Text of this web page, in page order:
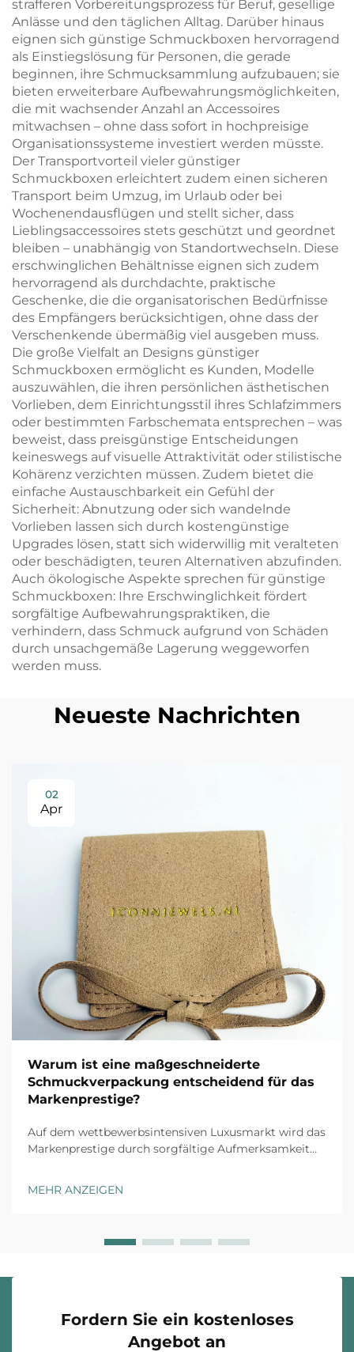
strafferen Vorbereitungsprozess für Beruf, gesellige
Anlässe und den täglichen Alltag. Darüber hinaus
eignen sich günstige Schmuckboxen hervorragend
als Einstiegslösung für Personen, die gerade
beginnen, ihre Schmucksammlung aufzubauen; sie
bieten erweiterbare Aufbewahrungsmöglichkeiten,
die mit wachsender Anzahl an Accessoires
mitwachsen – ohne dass sofort in hochpreisige
Organisationssysteme investiert werden müsste.
Der Transportvorteil vieler günstiger
Schmuckboxen erleichtert zudem einen sicheren
Transport beim Umzug, im Urlaub oder bei
Wochenendausflügen und stellt sicher, dass
Lieblingsaccessoires stets geschützt und geordnet
bleiben – unabhängig von Standortwechseln. Diese
erschwinglichen Behältnisse eignen sich zudem
hervorragend als durchdachte, praktische
Geschenke, die die organisatorischen Bedürfnisse
des Empfängers berücksichtigen, ohne dass der
Verschenkende übermäßig viel ausgeben muss.
Die große Vielfalt an Designs günstiger
Schmuckboxen ermöglicht es Kunden, Modelle
auszuwählen, die ihren persönlichen ästhetischen
Vorlieben, dem Einrichtungsstil ihres Schlafzimmers
oder bestimmten Farbschemata entsprechen – was
beweist, dass preisgünstige Entscheidungen
keineswegs auf visuelle Attraktivität oder stilistische
Kohärenz verzichten müssen. Zudem bietet die
einfache Austauschbarkeit ein Gefühl der
Sicherheit: Abnutzung oder sich wandelnde
Vorlieben lassen sich durch kostengünstige
Upgrades lösen, statt sich widerwillig mit veralteten
oder beschädigten, teuren Alternativen abzufinden.
Auch ökologische Aspekte sprechen für günstige
Schmuckboxen: Ihre Erschwinglichkeit fördert
sorgfältige Aufbewahrungspraktiken, die
verhindern, dass Schmuck aufgrund von Schäden
durch unsachgemäße Lagerung weggeworfen
werden muss.
Neueste Nachrichten
02
Apr
Warum ist eine maßgeschneiderte
Schmuckverpackung entscheidend für das
Markenprestige?
Auf dem wettbewerbsintensiven Luxusmarkt wird das
Markenprestige durch sorgfältige Aufmerksamkeit
erste physische Interaktion zwischen Ihrer Marke und
MEHR ANZEIGEN
Fordern Sie ein kostenloses
Angebot an